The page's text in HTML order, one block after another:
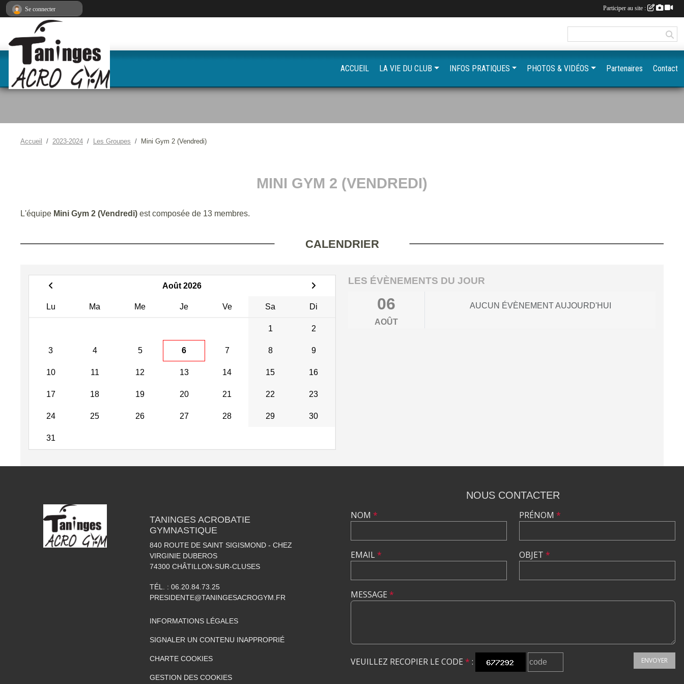
Accueil 2023-2024 Les Groupes Mini Gym 2 (Vendredi)
MINI GYM 2 (VENDREDI)
L'équipe Mini Gym 2 (Vendredi) est composée de 13 membres.
CALENDRIER
Août 2026
Lu Ma Me Je Ve Sa Di
1 2
3 4 5 6 7 8 9
10 11 12 13 14 15 16
17 18 19 20 21 22 23
24 25 26 27 28 29 30
31
LES ÉVÈNEMENTS DU JOUR
06
AOÛT
AUCUN ÉVÈNEMENT AUJOURD'HUI
ACCUEIL LA VIE DU CLUB INFOS PRATIQUES PHOTOS & VIDÉOS Partenaires Contact
TANINGES ACROBATIE
GYMNASTIQUE
840 ROUTE DE SAINT SIGISMOND - CHEZ
VIRGINIE DUBEROS
74300 CHÂTILLON-SUR-CLUSES
TÉL. : 06.20.84.73.25
PRESIDENTE@TANINGESACROGYM.FR
INFORMATIONS LÉGALES
SIGNALER UN CONTENU INAPPROPRIÉ
CHARTE COOKIES
GESTION DES COOKIES
NOUS CONTACTER
NOM *
EMAIL*
PRÉNOM *
OBJET *
MESSAGE *
VEUILLEZ RECOPIER LE CODE * : ENVOYER
Se connecter Participer au site :
Panneau de gestion des cookies